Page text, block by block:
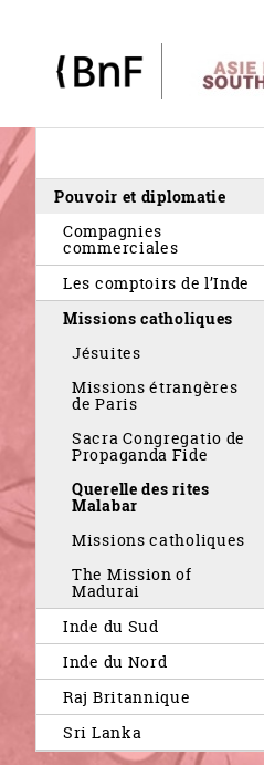
Menu
éditorial
Pouvoir et diplomatie
Compagnies
commerciales
Les comptoirs de l’Inde
Missions catholiques
Jésuites
Missions étrangères
de Paris
Sacra Congregatio de
Propaganda Fide
Querelle des rites
Malabar
Missions catholiques
The Mission of
Madurai
Inde du Sud
Inde du Nord
Raj Britannique
Sri Lanka